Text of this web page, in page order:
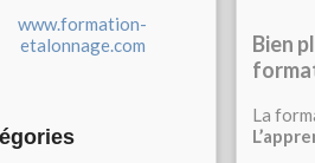
www.formation-
etalonnage.com
Bien
La